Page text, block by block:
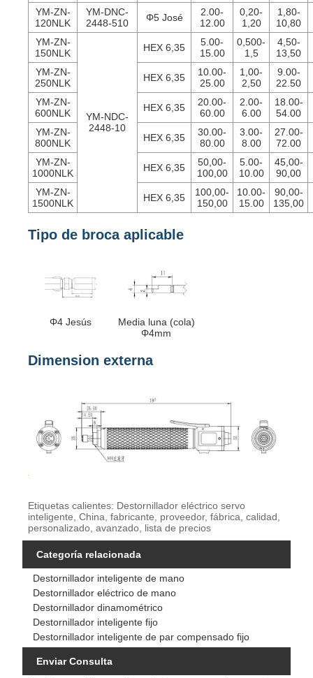
YM-ZN-
120NLK
YM-DNC-
2448-510
Φ5 José
2.00-
12.00
0,20-
1,20
1,80-
10,80
YM-ZN-
150NLK
YM-NDC-
2448-10
HEX 6,35
5.00-
15.00
0,500-
1,5
4,50-
13,50
YM-ZN-
250NLK
HEX 6,35
10.00-
25.00
1,00-
2,50
9.00-
22.50
YM-ZN-
600NLK
HEX 6,35
20.00-
60.00
2.00-
6.00
18.00-
54.00
YM-ZN-
800NLK
HEX 6,35
30.00-
80.00
3.00-
8.00
27.00-
72.00
YM-ZN-
1000NLK
HEX 6,35
50,00-
100,00
5.00-
10.00
45,00-
90,00
YM-ZN-
1500NLK
HEX 6,35
100,00-
150,00
10.00-
15.00
90,00-
135,00
Tipo de broca aplicable
Φ4 Jesús
Media luna (cola)
Φ4mm
Dimension externa
Etiquetas calientes: Destornillador eléctrico servo
inteligente, China, fabricante, proveedor, fábrica, calidad,
personalizado, avanzado, lista de precios
Categoría relacionada
Destornillador inteligente de mano
Destornillador eléctrico de mano
Destornillador dinamométrico
Destornillador inteligente fijo
Destornillador inteligente de par compensado fijo
Enviar Consulta